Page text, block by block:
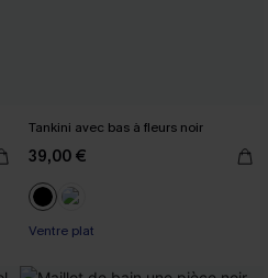
Tankini avec bas à fleurs noir
39,00 €
Ventre plat